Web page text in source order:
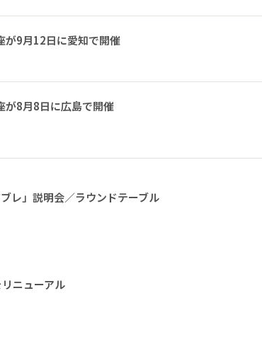
9月12日に愛知で開催
8月8日に広島で開催
レ」説明会／ラウンドテーブル
ニューアル